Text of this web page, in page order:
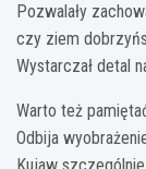
Pozwalały
czy ziem
Wystarczał detal
Warto też
Odbija